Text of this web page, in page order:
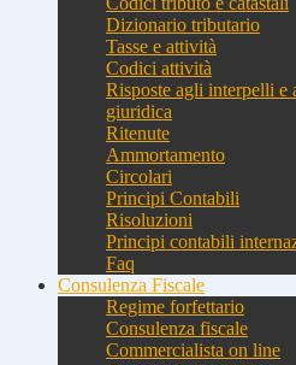
Dizionario tributario
Tasse e attività
Codici attività
Risposte agli interpelli e
giuridica
Ritenute
Ammortamento
Circolari
Principi Contabili
Risoluzioni
Principi contabili
Faq
Consulenza Fiscale
Regime forfettario
Consulenza fiscale
Commercialista on line